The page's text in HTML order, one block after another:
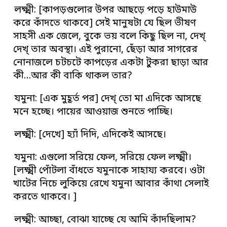
লক্ষ্মী: [কাপড়গুলোর উপর আছড়ে পড়ে হাউমাউ
করে কাঁদতে থাকবে] সেই মানুষটা যে ছিল ভীষণ
সাহসী এক জেলে, বুকে ভয় বলে কিছু ছিল না, দেখ্‌
দেখ্‌ তার অবস্থা। এই পুরানো, ছেঁড়া আর সাগরের
নোনাজলে চটচটে কাপড়ের একটা টুকরা ছাড়া আর
কী…আর কী বাকি থাকল তার?
যমুনা: [এক মুহূর্ত পর] দেখ্‌ তো মা এদিকে আসছে
মনে হচ্ছে। পায়ের আওয়াজ শুনতে পাচ্ছি।
লক্ষ্মী: [দেখে] হ্যাঁ দিদি, এদিকেই আসছে।
যমুনা: এগুলো সরিয়ে ফেল, সরিয়ে ফেল লক্ষ্মী।
[লক্ষ্মী পোঁটলা বাঁধতে যমুনাকে সাহায্য করবে। ওটা
খাটের নিচে লুকিয়ে রেখে যমুনা আবার কাঁথা সেলাই
করতে থাকবে। ]
লক্ষ্মী: আচ্ছা, বোঝা যাচ্ছে যে আমি কাঁদছিলাম?